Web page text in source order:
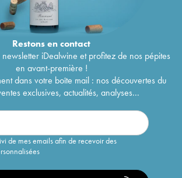
Restons encontact
iDealwine et profitez de nos pépites
en avant-première !
dans votre boîte mail : nos découvertes du
exclusives, actualités, analyses...
de mes emails afin de recevoir des